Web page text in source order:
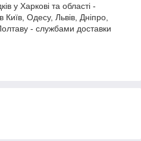
у Харкові та області -
Одесу, Львів, Дніпро,
- службами доставки